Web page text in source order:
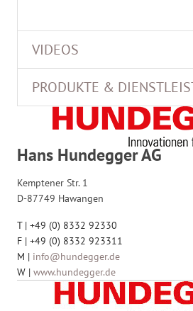
VIDEOS
PRODUKTE &
Hans Hundegger AG
Kemptener Str. 1
D-87749 Hawangen
T | +49 (0) 8332 92330
F | +49 (0) 8332 923311
M | info@hundegger.de
W |www.hundegger.de